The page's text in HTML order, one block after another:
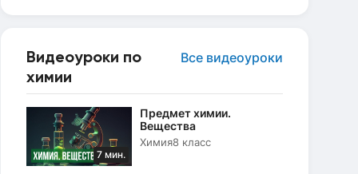
Видеоуроки по
химии
Все видеоуроки
7 мин.
Предмет химии.
Вещества
Химия8 класс